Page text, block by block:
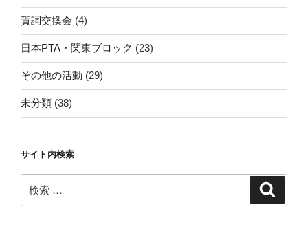
賀詞交換会 (4)
日本PTA・関東ブロック (23)
その他の活動 (29)
未分類 (38)
サイト内検索
索: